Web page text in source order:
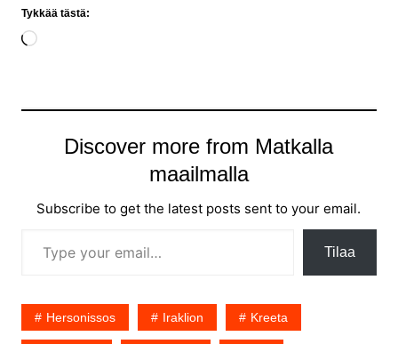
Tykkää tästä:
Loading…
Discover more from Matkalla
maailmalla
Subscribe to get the latest posts sent to your email.
Tilaa
Hersonissos Iraklion Kreeta